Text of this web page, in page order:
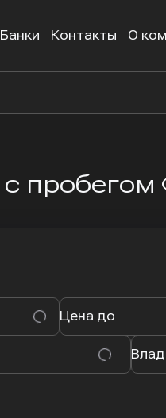
Банки Контакты О
с пробегом
Цена до